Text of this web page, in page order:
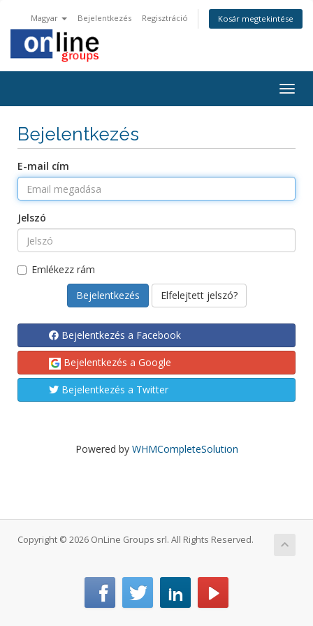
Magyar Bejelentkezés Regisztráció Kosár megtekintése
Bejelentkezés
E-mail cím
Jelszó
Emlékezz rám
Elfelejtett jelszó?
Bejelentkezés a Facebook
Bejelentkezés a Google
Bejelentkezés a Twitter
Powered by WHMCompleteSolution
Copyright © 2026 OnLine Groups srl. All Rights Reserved.